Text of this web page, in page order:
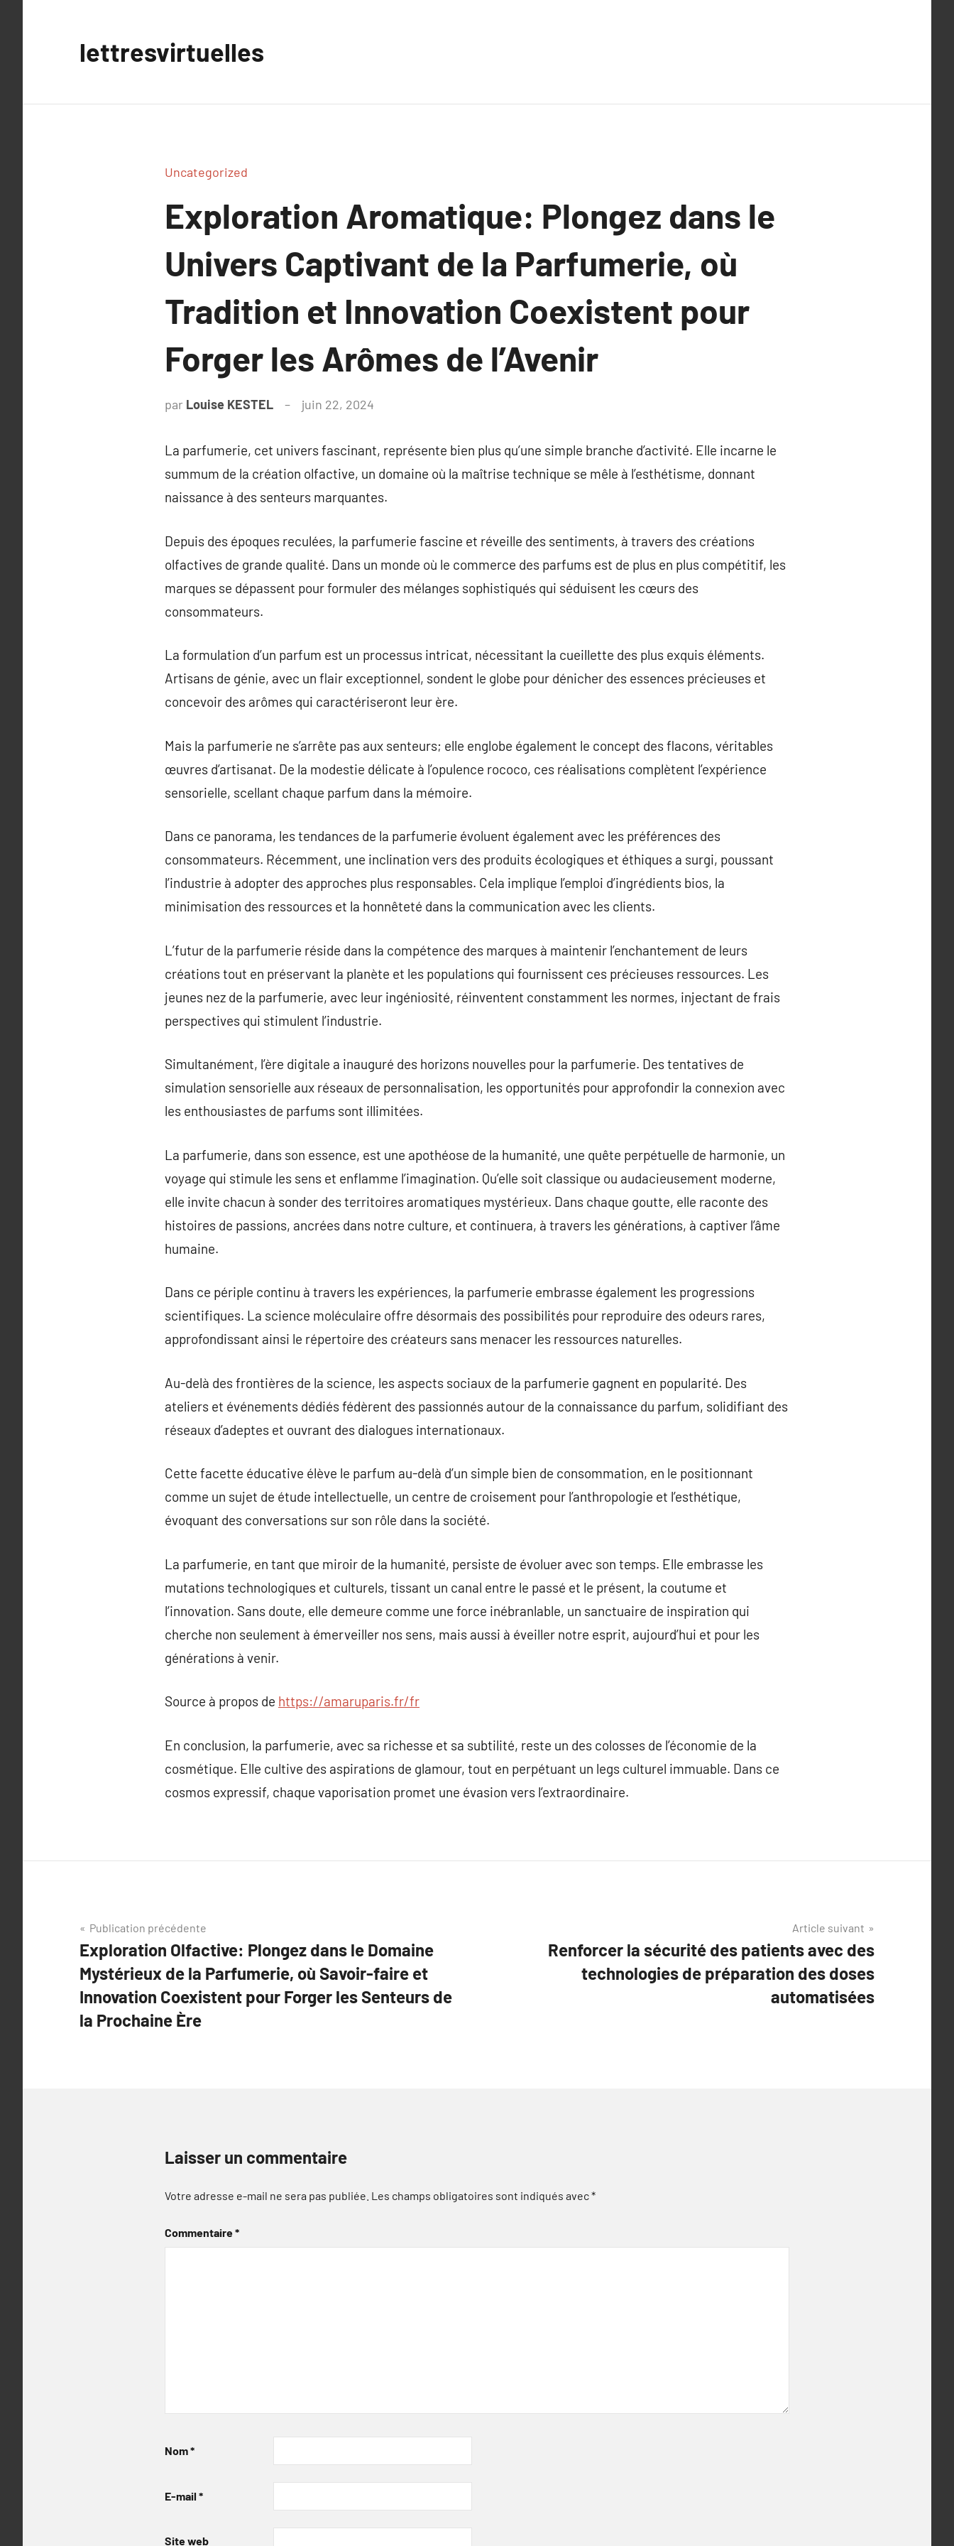
lettresvirtuelles
Uncategorized
Exploration Aromatique: Plongez dans le
Univers Captivant de la Parfumerie, où
Tradition et Innovation Coexistent pour
Forger les Arômes de l’Avenir
par Louise KESTEL juin 22, 2024
La parfumerie, cet univers fascinant, représente bien plus qu’une simple branche d’activité. Elle incarne le
summum de la création olfactive, un domaine où la maîtrise technique se mêle à l’esthétisme, donnant
naissance à des senteurs marquantes.
Depuis des époques reculées, la parfumerie fascine et réveille des sentiments, à travers des créations
olfactives de grande qualité. Dans un monde où le commerce des parfums est de plus en plus compétitif, les
marques se dépassent pour formuler des mélanges sophistiqués qui séduisent les cœurs des
consommateurs.
La formulation d’un parfum est un processus intricat, nécessitant la cueillette des plus exquis éléments.
Artisans de génie, avec un flair exceptionnel, sondent le globe pour dénicher des essences précieuses et
concevoir des arômes qui caractériseront leur ère.
Mais la parfumerie ne s’arrête pas aux senteurs; elle englobe également le concept des flacons, véritables
œuvres d’artisanat. De la modestie délicate à l’opulence rococo, ces réalisations complètent l’expérience
sensorielle, scellant chaque parfum dans la mémoire.
Dans ce panorama, les tendances de la parfumerie évoluent également avec les préférences des
consommateurs. Récemment, une inclination vers des produits écologiques et éthiques a surgi, poussant
l’industrie à adopter des approches plus responsables. Cela implique l’emploi d’ingrédients bios, la
minimisation des ressources et la honnêteté dans la communication avec les clients.
L’futur de la parfumerie réside dans la compétence des marques à maintenir l’enchantement de leurs
créations tout en préservant la planète et les populations qui fournissent ces précieuses ressources. Les
jeunes nez de la parfumerie, avec leur ingéniosité, réinventent constamment les normes, injectant de frais
perspectives qui stimulent l’industrie.
Simultanément, l’ère digitale a inauguré des horizons nouvelles pour la parfumerie. Des tentatives de
simulation sensorielle aux réseaux de personnalisation, les opportunités pour approfondir la connexion avec
les enthousiastes de parfums sont illimitées.
La parfumerie, dans son essence, est une apothéose de la humanité, une quête perpétuelle de harmonie, un
voyage qui stimule les sens et enflamme l’imagination. Qu’elle soit classique ou audacieusement moderne,
elle invite chacun à sonder des territoires aromatiques mystérieux. Dans chaque goutte, elle raconte des
histoires de passions, ancrées dans notre culture, et continuera, à travers les générations, à captiver l’âme
humaine.
Dans ce périple continu à travers les expériences, la parfumerie embrasse également les progressions
scientifiques. La science moléculaire offre désormais des possibilités pour reproduire des odeurs rares,
approfondissant ainsi le répertoire des créateurs sans menacer les ressources naturelles.
Au-delà des frontières de la science, les aspects sociaux de la parfumerie gagnent en popularité. Des
ateliers et événements dédiés fédèrent des passionnés autour de la connaissance du parfum, solidifiant des
réseaux d’adeptes et ouvrant des dialogues internationaux.
Cette facette éducative élève le parfum au-delà d’un simple bien de consommation, en le positionnant
comme un sujet de étude intellectuelle, un centre de croisement pour l’anthropologie et l’esthétique,
évoquant des conversations sur son rôle dans la société.
La parfumerie, en tant que miroir de la humanité, persiste de évoluer avec son temps. Elle embrasse les
mutations technologiques et culturels, tissant un canal entre le passé et le présent, la coutume et
l’innovation. Sans doute, elle demeure comme une force inébranlable, un sanctuaire de inspiration qui
cherche non seulement à émerveiller nos sens, mais aussi à éveiller notre esprit, aujourd’hui et pour les
générations à venir.
Source à propos de https://amaruparis.fr/fr
En conclusion, la parfumerie, avec sa richesse et sa subtilité, reste un des colosses de l’économie de la
cosmétique. Elle cultive des aspirations de glamour, tout en perpétuant un legs culturel immuable. Dans ce
cosmos expressif, chaque vaporisation promet une évasion vers l’extraordinaire.
Navigation
de
l’article
Publication précédente
Exploration Olfactive: Plongez dans le Domaine
Mystérieux de la Parfumerie, où Savoir-faire et
Innovation Coexistent pour Forger les Senteurs de
la Prochaine Ère
Article suivant
Renforcer la sécurité des patients avec des
technologies de préparation des doses
automatisées
Laisser un commentaire
Votre adresse e-mail ne sera pas publiée. Les champs obligatoires sont indiqués avec*
Commentaire*
Nom*
E-mail *
Site web